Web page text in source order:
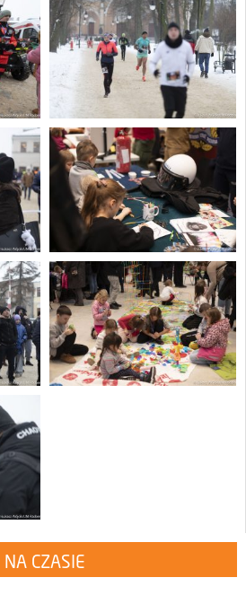
NA CZASIE